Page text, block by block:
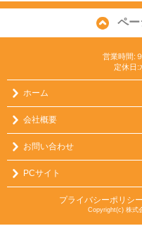
ペー
営業時間:
定休日:
ホーム
会社概要
お問い合わせ
PCサイト
プライバシーポリシー
Copyright(c) 株式